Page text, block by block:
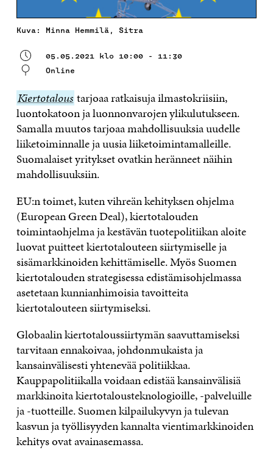
Kuva: Minna Hemmilä, Sitra
05.05.2021 klo 10:00 - 11:30
Online
Kiertotalous
Kiertotalous tarjoaa ratkaisuja ilmastokriisiin,
luontokatoon ja luonnonvarojen ylikulutukseen.
Samalla muutos tarjoaa mahdollisuuksia uudelle
liiketoiminnalle ja uusia liiketoimintamalleille.
Suomalaiset yritykset ovatkin heränneet näihin
mahdollisuuksiin.
EU:n toimet, kuten vihreän kehityksen ohjelma
(European Green Deal), kiertotalouden
toimintaohjelma ja kestävän tuotepolitiikan aloite
luovat puitteet kiertotalouteen siirtymiselle ja
sisämarkkinoiden kehittämiselle. Myös Suomen
kiertotalouden strategisessa edistämisohjelmassa
asetetaan kunnianhimoisia tavoitteita
kiertotalouteen siirtymiseksi.
Globaalin kiertotaloussiirtymän saavuttamiseksi
tarvitaan ennakoivaa, johdonmukaista ja
kansainvälisesti yhtenevää politiikkaa.
Kauppapolitiikalla voidaan edistää kansainvälisiä
markkinoita kiertotalousteknologioille, -palveluille
ja -tuotteille. Suomen kilpailukyvyn ja tulevan
kasvun ja työllisyyden kannalta vientimarkkinoiden
kehitys ovat avainasemassa.